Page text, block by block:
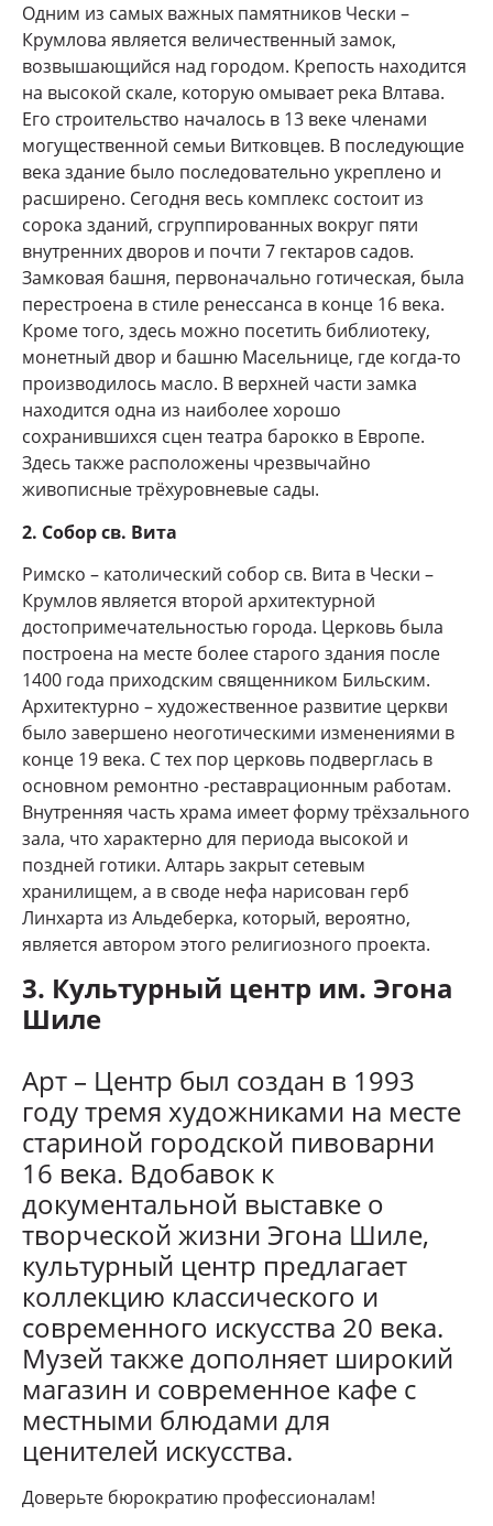
Одним из самых важных памятников Чески –
Крумлова является величественный замок,
возвышающийся над городом. Крепость находится
на высокой скале, которую омывает река Влтава.
Его строительство началось в 13 веке членами
могущественной семьи Витковцев. В последующие
века здание было последовательно укреплено и
расширено. Сегодня весь комплекс состоит из
сорока зданий, сгруппированных вокруг пяти
внутренних дворов и почти 7 гектаров садов.
Замковая башня, первоначально готическая, была
перестроена в стиле ренессанса в конце 16 века.
Кроме того, здесь можно посетить библиотеку,
монетный двор и башню Масельнице, где когда-то
производилось масло. В верхней части замка
находится одна из наиболее хорошо
сохранившихся сцен театра барокко в Европе.
Здесь также расположены чрезвычайно
живописные трёхуровневые сады.
2. Собор св. Вита
Римско – католический собор св. Вита в Чески –
Крумлов является второй архитектурной
достопримечательностью города. Церковь была
построена на месте более старого здания после
1400 года приходским священником Бильским.
Архитектурно – художественное развитие церкви
было завершено неоготическими изменениями в
конце 19 века. С тех пор церковь подверглась в
основном ремонтно -реставрационным работам.
Внутренняя часть храма имеет форму трёхзального
зала, что характерно для периода высокой и
поздней готики. Алтарь закрыт сетевым
хранилищем, а в своде нефа нарисован герб
Линхарта из Альдеберка, который, вероятно,
является автором этого религиозного проекта.
3. Культурный центр им. Эгона
Шиле
Арт – Центр был создан в 1993
году тремя художниками на месте
стариной городской пивоварни
16 века. Вдобавок к
документальной выставке о
творческой жизни Эгона Шиле,
культурный центр предлагает
коллекцию классического и
современного искусства 20 века.
Музей также дополняет широкий
магазин и современное кафе с
местными блюдами для
ценителей искусства.
Доверьте бюрократию профессионалам!